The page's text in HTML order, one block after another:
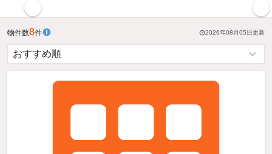
物件数8件 2026年08月05日更新